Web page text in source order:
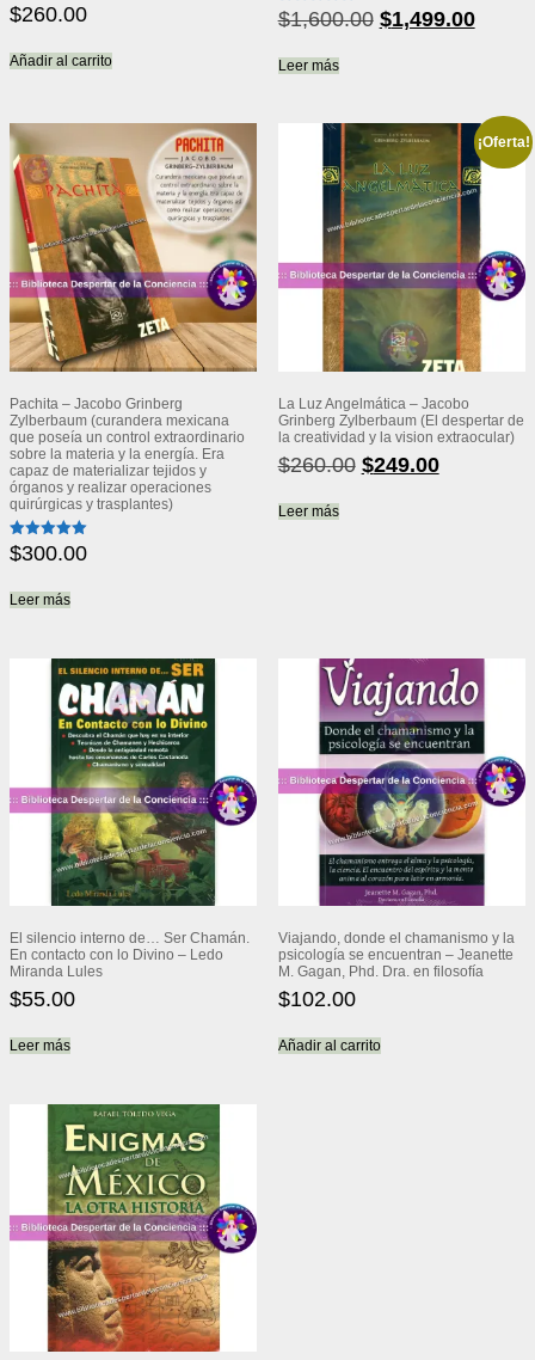
$260.00
Añadir al carrito
Valorado
con
de 5
$1,600.00 El
$1,600.00.
$1,499.00El
Leer más
Pachita – Jacobo Grinberg
Zylberbaum (curandera mexicana
que poseía un control extraordinario
sobre la materia y la energía. Era
capaz de materializar tejidos y
órganos y realizar operaciones
quirúrgicas y trasplantes)
Valorado
con
de 5
$300.00
Leer más
¡Oferta!
La Luz Angelmática – Jacobo
Grinberg Zylberbaum (El despertar de
la creatividad y la vision extraocular)
$260.00 El
$249.00El
Leer más
El silencio interno de… Ser Chamán.
En contacto con lo Divino – Ledo
Miranda Lules
$55.00
Leer más
Viajando, donde el chamanismo y la
psicología se encuentran – Jeanette
M. Gagan, Phd. Dra. en filosofía
$102.00
Añadir al carrito